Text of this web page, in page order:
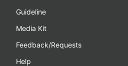
Guideline
Media Kit
Feedback/Requests
Help